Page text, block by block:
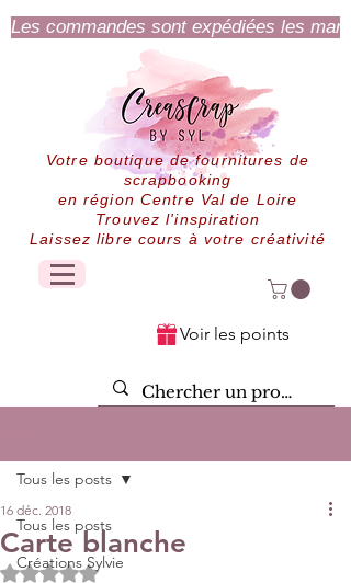
Les commandes sont expédiées les
Votre boutique de fournitures de
scrapbooking
en région Centre Val de Loire
Trouvez l'inspiration
Laissez libre cours à votre créativité
Voir les points
Tous les posts
Créations Sylvie
Tous les posts
Carte blanche
16 déc. 2018
Noté NaN étoiles sur 5.